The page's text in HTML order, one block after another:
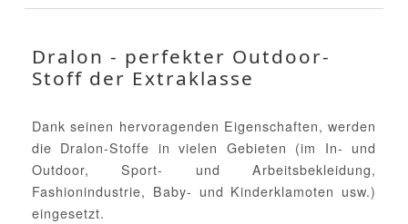
Dralon - perfekter Outdoor-
Stoff der Extraklasse
Dank seinen hervoragenden Eigenschaften, werden
die Dralon-Stoffe in vielen Gebieten (im In- und
Outdoor, Sport- und Arbeitsbekleidung,
Fashionindustrie, Baby- und Kinderklamoten usw.)
eingesetzt.